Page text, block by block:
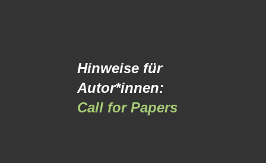
Hinweise für
Autor*innen:
Call for Papers